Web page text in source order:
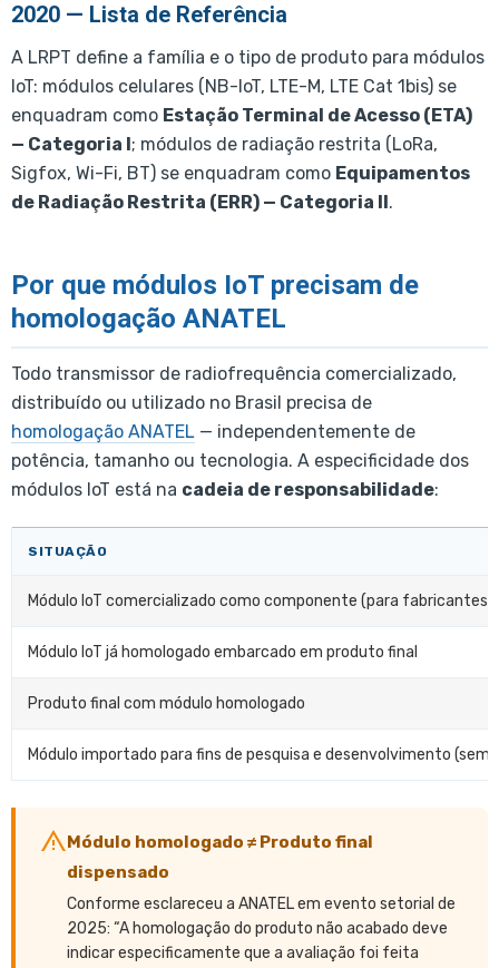
2020 — Lista de Referência
A LRPT define a família e o tipo de produto para módulos
IoT: módulos celulares (NB-IoT, LTE-M, LTE Cat 1bis) se
enquadram como Estação Terminal de Acesso (ETA)
— Categoria I ; módulos de radiação restrita (LoRa,
Sigfox, Wi-Fi, BT) se enquadram como Equipamentos
de Radiação Restrita (ERR) — Categoria II .
Por que módulos IoT precisam de
homologação ANATEL
Todo transmissor de radiofrequência comercializado,
distribuído ou utilizado no Brasil precisa de
homologação ANATEL — independentemente de
potência, tamanho ou tecnologia. A especificidade dos
módulos IoT está na cadeia de responsabilidade:
SITUAÇÃO
Módulo IoT comercializado como componente (para fabricantes
Módulo IoT já homologado embarcado em produto final
Produto final com módulo homologado
Módulo importado para fins de pesquisa e desenvolvimento (sem
Módulo homologado ≠ Produto final
dispensado
Conforme esclareceu a ANATEL em evento setorial de
2025: “A homologação do produto não acabado deve
indicar especificamente que a avaliação foi feita